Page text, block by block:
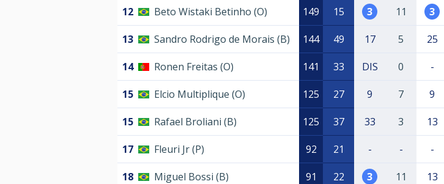
12 Beto Wistaki Betinho (O) 149 15 3 11 3
13 Sandro Rodrigo de Morais (B) 144 49 17 5 25
14 Ronen Freitas (O) 141 33 DIS 0 -
15 Elcio Multiplique (O) 125 27 9 7 9
15 Rafael Broliani (B) 125 37 33 3 13
17 Fleuri Jr (P) 92 21 - - -
18 Miguel Bossi (B) 91 22 3 11 13